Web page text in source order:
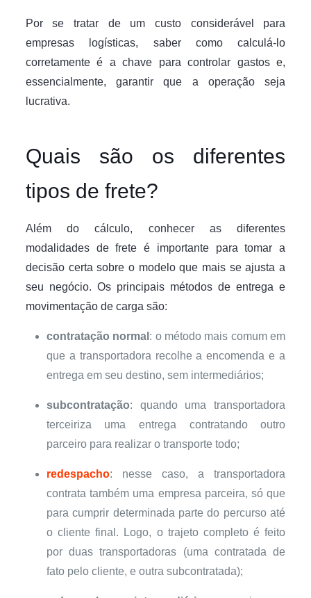
Por se tratar de um custo considerável para
empresas logísticas, saber como calculá-lo
corretamente é a chave para controlar gastos e,
essencialmente, garantir que a operação seja
lucrativa.
Quais são os diferentes
tipos de frete?
Além do cálculo, conhecer as diferentes
modalidades de frete é importante para tomar a
decisão certa sobre o modelo que mais se ajusta a
seu negócio. Os principais métodos de entrega e
movimentação de carga são:
contratação normal : o método mais comum em
que a transportadora recolhe a encomenda e a
entrega em seu destino, sem intermediários;
subcontratação: quando uma transportadora
terceiriza uma entrega contratando outro
parceiro para realizar o transporte todo;
redespacho: nesse caso, a transportadora
contrata também uma empresa parceira, só que
para cumprir determinada parte do percurso até
o cliente final. Logo, o trajeto completo é feito
por duas transportadoras (uma contratada de
fato pelo cliente, e outra subcontratada);